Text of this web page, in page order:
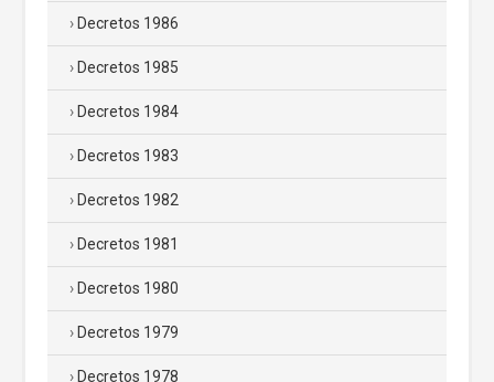
Decretos 1986
Decretos 1985
Decretos 1984
Decretos 1983
Decretos 1982
Decretos 1981
Decretos 1980
Decretos 1979
Decretos 1978